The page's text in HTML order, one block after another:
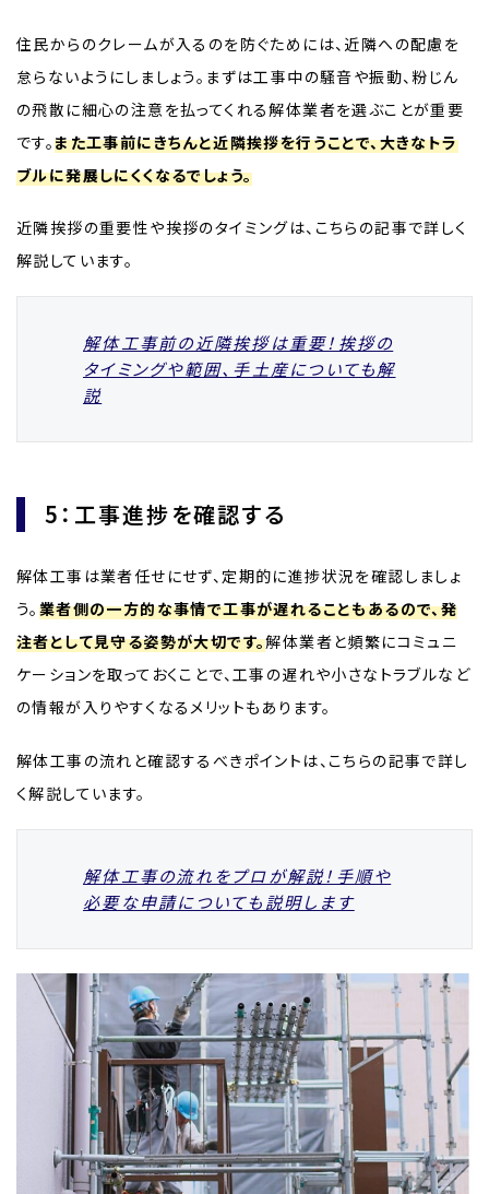
住民からのクレームが入るのを防ぐためには、近隣への配慮を
怠らないようにしましょう。まずは工事中の騒音や振動、粉じん
の飛散に細心の注意を払ってくれる解体業者を選ぶことが重要
です。また工事前にきちんと近隣挨拶を行うことで、大きなトラ
ブルに発展しにくくなるでしょう。
近隣挨拶の重要性や挨拶のタイミングは、こちらの記事で詳しく
解説しています。
解体工事前の近隣挨拶は重要！挨拶の
タイミングや範囲、手土産についても解
説
5：工事進捗を確認する
解体工事は業者任せにせず、定期的に進捗状況を確認しましょ
う。 業者側の一方的な事情で工事が遅れることもあるので、発
注者として見守る姿勢が大切です。解体業者と頻繁にコミュニ
ケーションを取っておくことで、工事の遅れや小さなトラブルなど
の情報が入りやすくなるメリットもあります。
解体工事の流れと確認するべきポイントは、こちらの記事で詳し
く解説しています。
解体工事の流れをプロが解説！手順や
必要な申請についても説明します